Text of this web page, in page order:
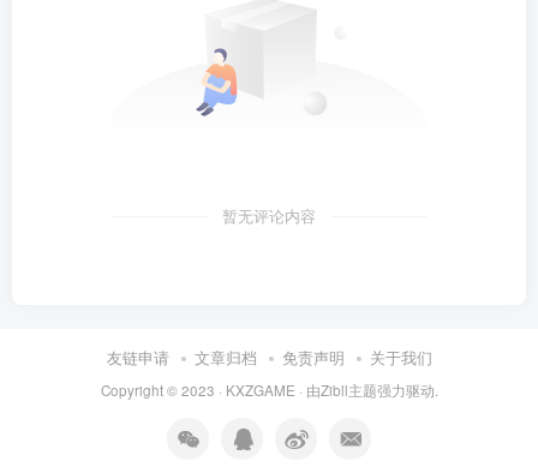
暂无评论内容
友链申请 文章归档 免责声明 关于我们
Copyright © 2023 · KXZGAME · 由Zibll主题强力驱动.